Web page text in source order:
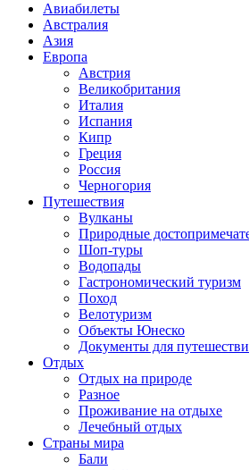
Авиабилеты
Австралия
Азия
Европа
Австрия
Великобритания
Италия
Испания
Кипр
Греция
Россия
Черногория
Путешествия
Вулканы
Природные
Шоп-туры
Водопады
Гастрономический туризм
Поход
Велотуризм
Объекты Юнеско
Документы для
Отдых
Отдых на природе
Разное
Проживание на отдыхе
Лечебный отдых
Страны мира
Бали